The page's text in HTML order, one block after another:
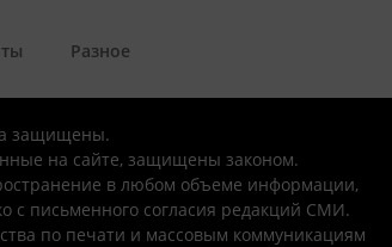
Разное
защищены.
на сайте, защищены законом.
в любом объеме информации,
с письменного согласия редакций СМИ.
по печати и массовым коммуникациям